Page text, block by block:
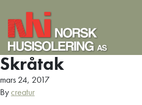
Skråtak
mars 24, 2017
Bycreatur